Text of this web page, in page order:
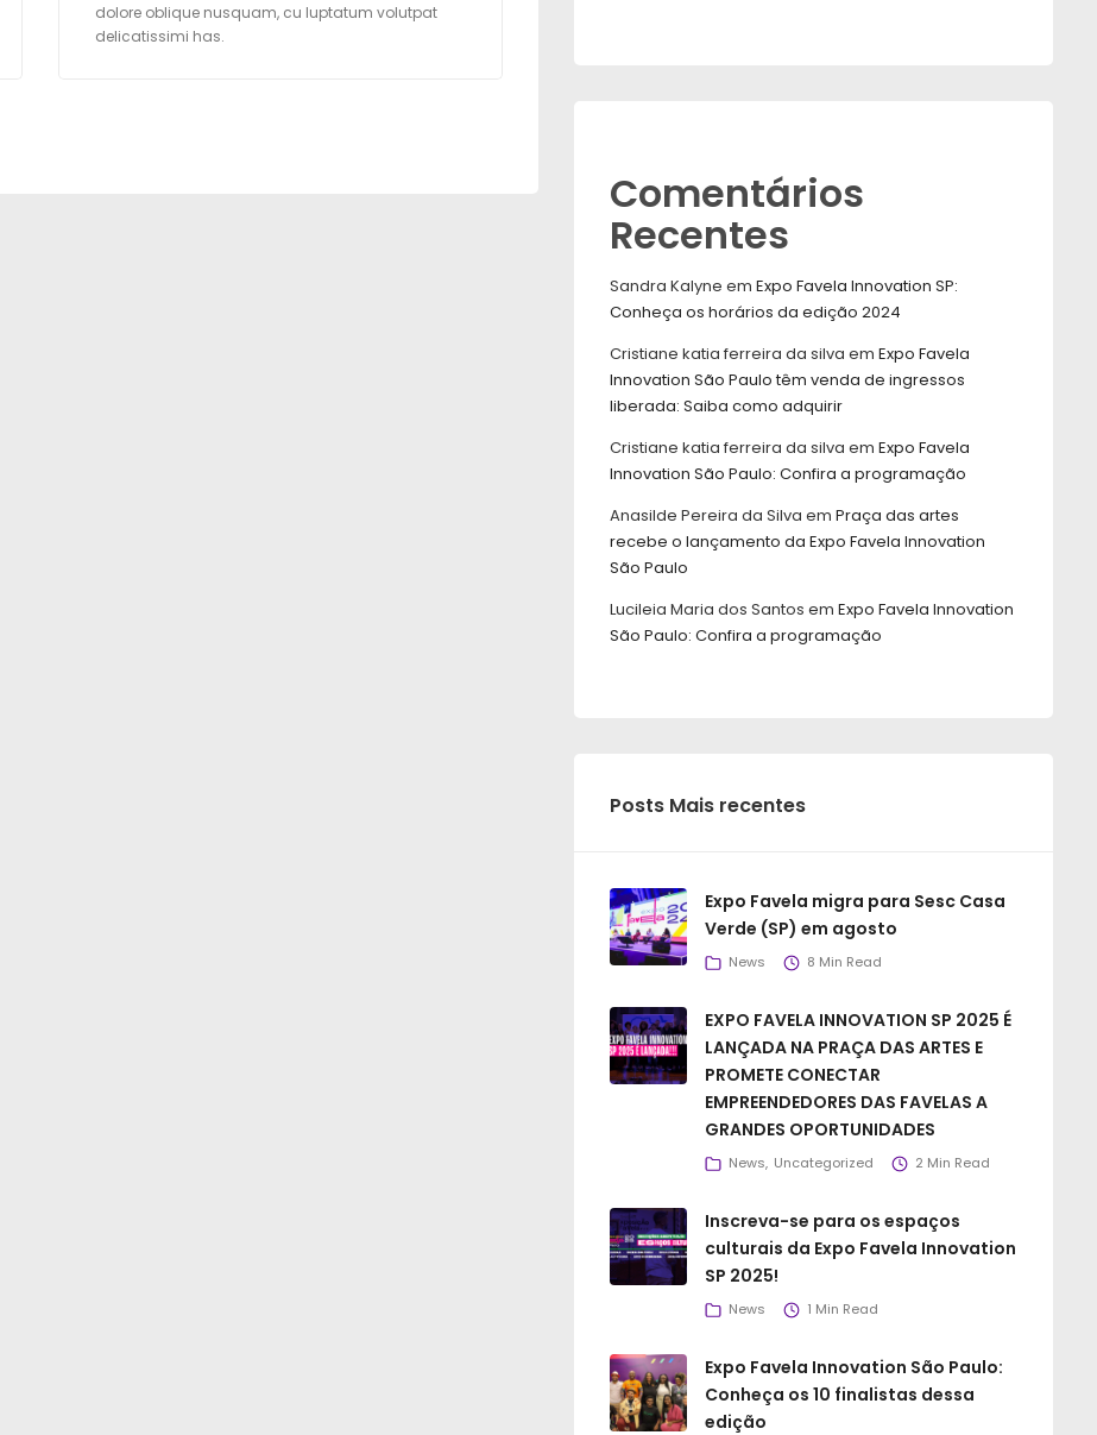
dolore oblique nusquam, cu luptatum volutpat
delicatissimi has.
Comentários
Recentes
Sandra Kalyne em Expo Favela Innovation SP:
Conheça os horários da edição 2024
Cristiane katia ferreira da silva em Expo Favela
Innovation São Paulo têm venda de ingressos
liberada: Saiba como adquirir
Cristiane katia ferreira da silva em Expo Favela
Innovation São Paulo: Confira a programação
Anasilde Pereira da Silva em Praça das artes
recebe o lançamento da Expo Favela Innovation
São Paulo
Lucileia Maria dos Santos em Expo Favela Innovation
São Paulo: Confira a programação
Posts Mais recentes
Expo Favela migra para Sesc Casa
Verde (SP) em agosto
News 8 Min Read
EXPO FAVELA INNOVATION SP 2025 É
LANÇADA NA PRAÇA DAS ARTES E
PROMETE CONECTAR
EMPREENDEDORES DAS FAVELAS A
GRANDES OPORTUNIDADES
News Uncategorized 2 Min Read
Inscreva-se para os espaços
culturais da Expo Favela Innovation
SP 2025!
News 1 Min Read
Expo Favela Innovation São Paulo:
Conheça os 10 finalistas dessa
edição